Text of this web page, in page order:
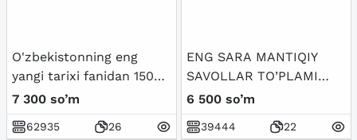
O'zbekistonning eng
yangi tarixi fanidan 150
talik test javoblari bilan
7 300 so’m
62935 26
ENG SARA MANTIQIY
SAVOLLAR TO’PLAMI
JAVOBLARI BILAN
6 500 so’m
39444 22